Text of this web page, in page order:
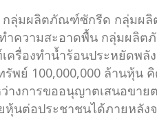
กลุ่มผลิตภัณฑ์ซักรีด กลุ่มผ
ความสะอาดพื้น กลุ่มผลิต
องทำน้ำร้อนประหยัดพลั
ย์ 100,000,000 ล้านหุ้น คิ
งการขออนุญาตเสนอขาย
หุ้นต่อประชาชนได้ภายหลั